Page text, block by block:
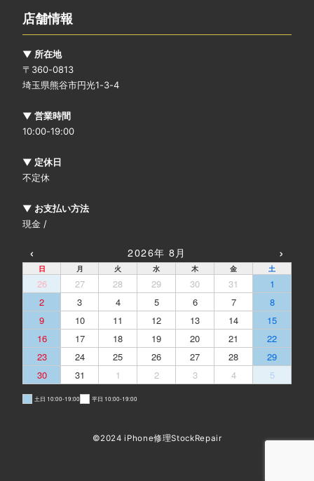
店舗情報
▼ 所在地
〒360-0813
埼玉県熊谷市円光1-3-4
▼ 営業時間
10:00-19:00
▼ 定休日
不定休
▼ お支払い方法
現金 /
‹ 2026年 8月 ›
日 月 火 水 木 金 土
26 27 28 29 30 31
1
2
3 4 5 6 7
8
9
10 11 12 13 14
15
16
17 18 19 20 21
22
23
24 25 26 27 28
29
30
31 1 2 3 4 5
土日 10:00-19:00 平日 10:00-19:00
©2024 iPhone修理StockRepair